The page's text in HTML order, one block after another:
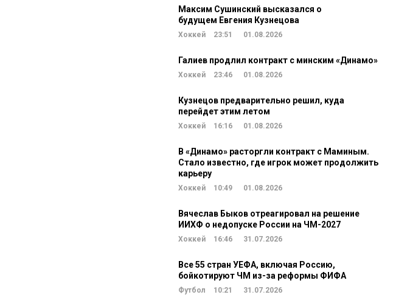
Максим Сушинский высказался о
будущем Евгения Кузнецова
Хоккей 23:51 01.08.2026
Галиев продлил контракт с минским «Динамо»
Хоккей 23:46 01.08.2026
Кузнецов предварительно решил, куда
перейдет этим летом
Хоккей 16:16 01.08.2026
В «Динамо» расторгли контракт с Маминым.
Стало известно, где игрок может продолжить
карьеру
Хоккей 10:49 01.08.2026
Вячеслав Быков отреагировал на решение
ИИХФ о недопуске России на ЧМ-2027
Хоккей 16:46 31.07.2026
Все 55 стран УЕФА, включая Россию,
бойкотируют ЧМ из-за реформы ФИФА
Футбол 10:21 31.07.2026